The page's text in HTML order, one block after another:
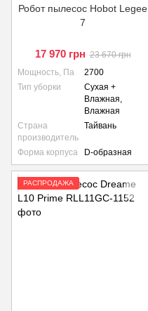
Робот пылесос Hobot Legee
7
17 970 грн 23 670 грн
Мощность, Па
2700
Тип уборки
Сухая +
Влажная,
Влажная
Страна
производитель
Тайвань
Форма корпуса D-образная
РАСПРОДАЖА